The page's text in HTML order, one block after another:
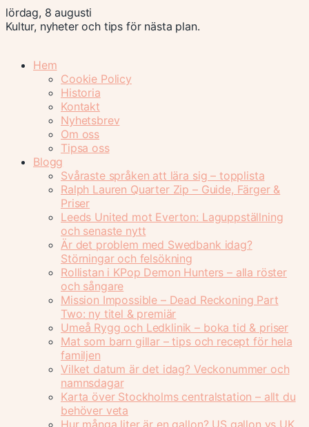
lördag, 8 augusti
Kultur, nyheter och tips för nästa plan.
Hem
Cookie Policy
Historia
Kontakt
Nyhetsbrev
Om oss
Tipsa oss
Blogg
Svåraste språken att lära sig – topplista
Ralph Lauren Quarter Zip – Guide, Färger &
Priser
Leeds United mot Everton: Laguppställning
och senaste nytt
Är det problem med Swedbank idag?
Störningar och felsökning
Rollistan i KPop Demon Hunters – alla röster
och sångare
Mission Impossible – Dead Reckoning Part
Two: ny titel & premiär
Umeå Rygg och Ledklinik – boka tid & priser
Mat som barn gillar – tips och recept för hela
familjen
Vilket datum är det idag? Veckonummer och
namnsdagar
Karta över Stockholms centralstation – allt du
behöver veta
Hur många liter är en gallon? US gallon vs UK